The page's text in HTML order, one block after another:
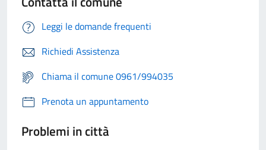
Leggi le domande frequenti
Richiedi Assistenza
Chiama il comune 0961/994035
Prenota un appuntamento
Problemi in città